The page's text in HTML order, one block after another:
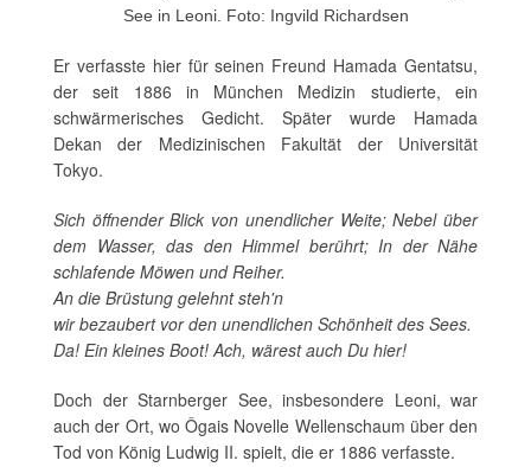
See in Leoni. Foto: Ingvild Richardsen
Er verfasste hier für seinen Freund Hamada Gentatsu,
der seit 1886 in München Medizin studierte, ein
schwärmerisches Gedicht. Später wurde Hamada
Dekan der Medizinischen Fakultät der Universität
Tokyo.
Sich öffnender Blick von unendlicher Weite; Nebel über
dem Wasser, das den Himmel berührt; In der Nähe
schlafende Möwen und Reiher.
An die Brüstung gelehnt steh'n
wir bezaubert vor den unendlichen Schönheit des Sees.
Da! Ein kleines Boot! Ach, wärest auch Du hier!
Doch der Starnberger See, insbesondere Leoni, war
auch der Ort, wo Ôgais Novelle Wellenschaum über den
Tod von König Ludwig II. spielt, die er 1886 verfasste.